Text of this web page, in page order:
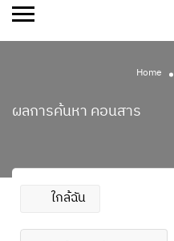
Home
ผลการค้นหา คอนสาร
ใกล้ฉัน